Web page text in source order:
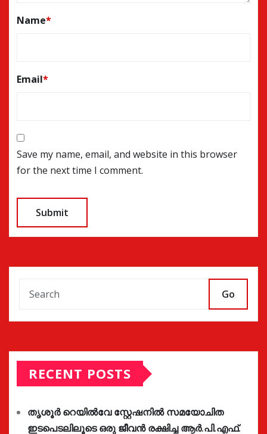
Name*
Email*
Save my name, email, and website in this browser
for the next time I comment.
Go
RECENT POSTS
തൃശൂർ റെയിൽവേ സ്റ്റേഷനിൽ സമയോചിത
ഇടപെടലിലൂടെ ഒരു ജീവൻ രക്ഷിച്ച ആർ.പി.എഫ്.